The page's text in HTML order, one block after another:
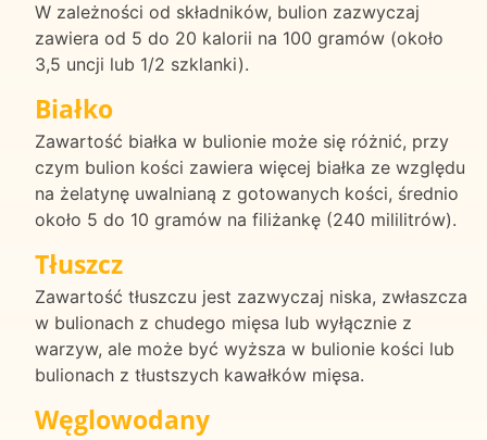
W zależności od składników, bulion zazwyczaj
zawiera od 5 do 20 kalorii na 100 gramów (około
3,5 uncji lub 1/2 szklanki).
Białko
Zawartość białka w bulionie może się różnić, przy
czym bulion kości zawiera więcej białka ze względu
na żelatynę uwalnianą z gotowanych kości, średnio
około 5 do 10 gramów na filiżankę (240 mililitrów).
Tłuszcz
Zawartość tłuszczu jest zazwyczaj niska, zwłaszcza
w bulionach z chudego mięsa lub wyłącznie z
warzyw, ale może być wyższa w bulionie kości lub
bulionach z tłustszych kawałków mięsa.
Węglowodany